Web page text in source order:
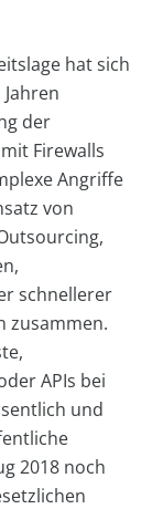
hat sich
der
Firewalls
Angriffe
von
schnellerer
zusammen.
APIs bei
und
2018 noch